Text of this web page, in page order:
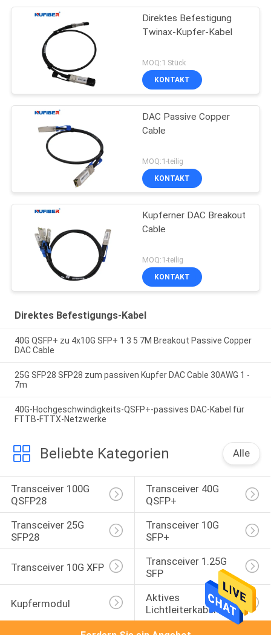
Direktes Befestigung
Twinax-Kupfer-Kabel
MOQ:1 Stück
KONTAKT
DAC Passive Copper
Cable
MOQ:1-teilig
KONTAKT
Kupferner DAC Breakout
Cable
MOQ:1-teilig
KONTAKT
Direktes Befestigungs-Kabel
40G QSFP+ zu 4x10G SFP+ 1 3 5 7M Breakout Passive Copper
DAC Cable
25G SFP28 SFP28 zum passiven Kupfer DAC Cable 30AWG 1 -
7m
40G-Hochgeschwindigkeits-QSFP+-passives DAC-Kabel für
FTTB-FTTX-Netzwerke
Beliebte Kategorien Alle
Transceiver 100G
QSFP28
Transceiver 40G
QSFP+
Transceiver 25G
SFP28
Transceiver 10G
SFP+
Transceiver 10G XFP
Transceiver 1.25G
SFP
Kupfermodul
Aktives
Lichtleiterkabel